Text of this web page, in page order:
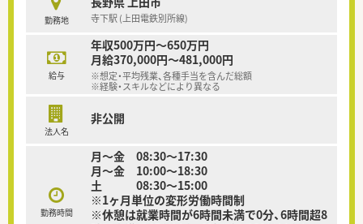
勤務地 寺下駅 (上田電鉄別所線)
給与
年収500万円～650万円
月給370,000円～481,000円
※想定・平均残業、各種手当を含んだ総額
※経験・スキルなどにより異なる
法人名
非公開
勤務時間
月〜金 08:30～17:30
月〜金 10:00～18:30
土 08:30～15:00
※1ヶ月単位の変形労働時間制
※休憩は就業時間が6時間未満で0分、6時間超8